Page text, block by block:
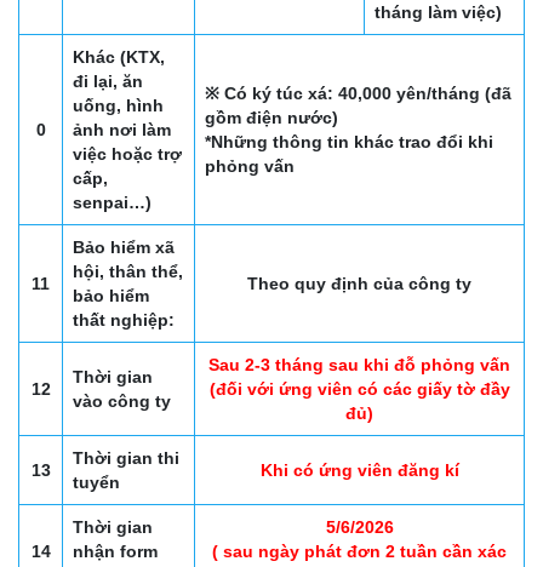
tháng làm việc)
0
Khác (KTX,
đi lại, ăn
uống, hình
ảnh nơi làm
việc hoặc trợ
cấp,
senpai…)
※ Có ký túc xá: 40,000 yên/tháng (đã
gồm điện nước)
*Những thông tin khác trao đổi khi
phỏng vấn
11
Bảo hiểm xã
hội, thân thể,
bảo hiểm
thất nghiệp:
Theo quy định của công ty
12
Thời gian
vào công ty
Sau 2-3 tháng sau khi đỗ phỏng vấn
(đối với ứng viên có các giấy tờ đầy
đủ)
13
Thời gian thi
tuyển
Khi có ứng viên đăng kí
14
Thời gian
nhận form
5/6/2026
( sau ngày phát đơn 2 tuần cần xác